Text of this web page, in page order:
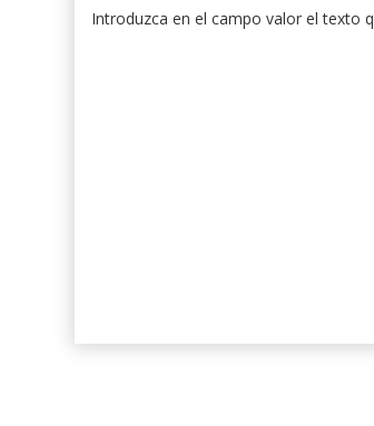
Introduzca en el campo valor el texto